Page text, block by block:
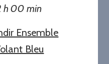
h 00 min
Ensemble
Bleu